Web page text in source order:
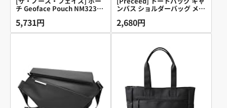
チ Geoface Pouch NM32356
5,731円
ンバス ショルダーバッグ メン
2,680円